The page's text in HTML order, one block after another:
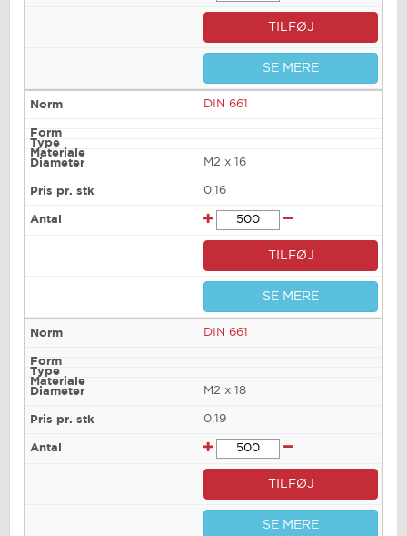
TILFØJ
SE MERE
DIN 661
M2 x 16
0,16
TILFØJ
SE MERE
DIN 661
M2 x 18
0,19
TILFØJ
SE MERE